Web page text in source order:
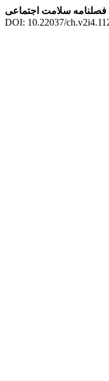
فصلنامه سلامت اجتماعی